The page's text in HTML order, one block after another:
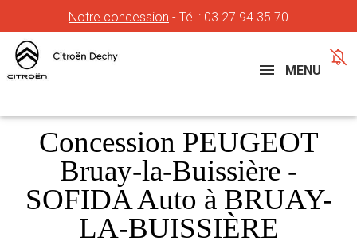
Notre concession - Tél : 03 27 94 35 70
Concessions
MENU
Concession PEUGEOT
Bruay-la-Buissière -
SOFIDA Auto à BRUAY-
LA-BUISSIÈRE